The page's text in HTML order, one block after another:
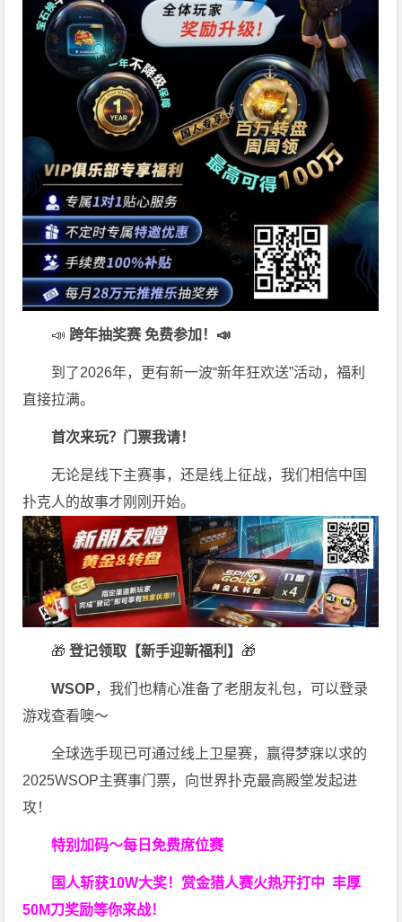
📣 跨年抽奖赛 免费参加 ！📣
到了2026年，更有新一波“新年狂欢送”活动，福利
直接拉满。
首次来玩？门票我请！
无论是线下主赛事，还是线上征战，我们相信中国
扑克人的故事才刚刚开始。
🎁 登记领取【新手迎新福利】 🎁
WSOP，我们也精心准备了老朋友礼包，可以登录
游戏查看噢～
全球选手现已可通过线上卫星赛，赢得梦寐以求的
2025WSOP主赛事门票，向世界扑克最高殿堂发起进
攻！
特别加码～每日免费席位赛
国人斩获10W大奖！ 赏金猎人赛火热开打中 丰厚
50M刀奖励等你来战！